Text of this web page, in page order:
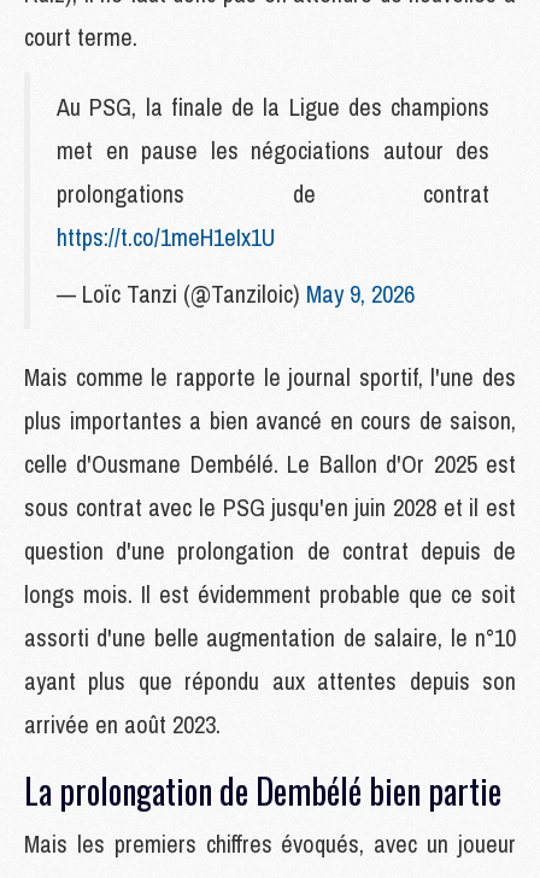
court terme.
Au PSG, la finale de la Ligue des champions
met en pause les négociations autour des
prolongations de contrat
https://t.co/1meH1eIx1U
— Loïc Tanzi (@Tanziloic) May 9, 2026
Mais comme le rapporte le journal sportif, l'une des
plus importantes a bien avancé en cours de saison,
celle d'Ousmane Dembélé. Le Ballon d'Or 2025 est
sous contrat avec le PSG jusqu'en juin 2028 et il est
question d'une prolongation de contrat depuis de
longs mois. Il est évidemment probable que ce soit
assorti d'une belle augmentation de salaire, le n°10
ayant plus que répondu aux attentes depuis son
arrivée en août 2023.
La prolongation de Dembélé bien partie
Mais les premiers chiffres évoqués, avec un joueur